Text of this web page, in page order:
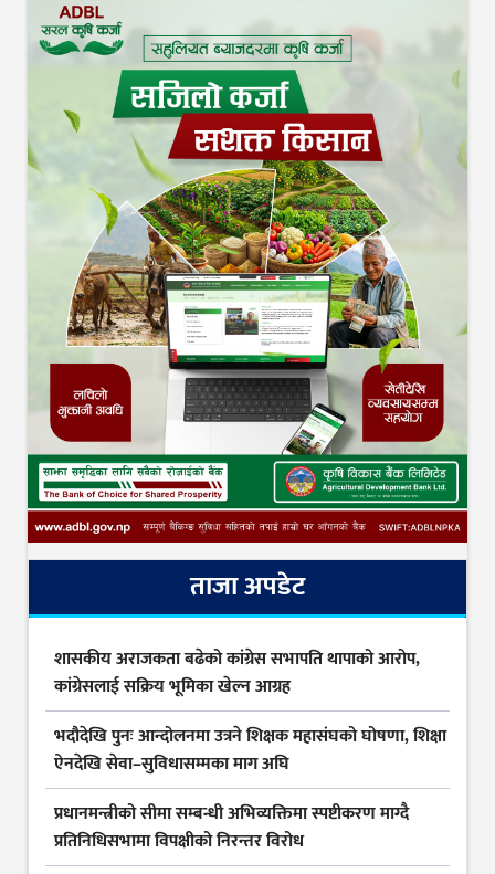
ताजा अपडेट
शासकीय अराजकता बढेको कांग्रेस सभापति थापाको आरोप,
कांग्रेसलाई सक्रिय भूमिका खेल्न आग्रह
भदौदेखि पुनः आन्दोलनमा उत्रने शिक्षक महासंघको घोषणा, शिक्षा
ऐनदेखि सेवा–सुविधासम्मका माग अघि
प्रधानमन्त्रीको सीमा सम्बन्धी अभिव्यक्तिमा स्पष्टीकरण माग्दै
प्रतिनिधिसभामा विपक्षीको निरन्तर विरोध